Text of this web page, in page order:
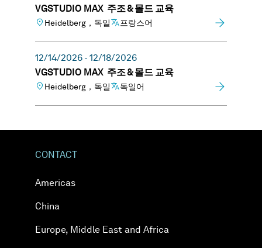
VGSTUDIO MAX 주조 & 몰드 교육
Heidelberg，독일 프랑스어
12/14/2026 - 12/18/2026
VGSTUDIO MAX 주조 & 몰드 교육
Heidelberg，독일 독일어
CONTACT
Americas
China
Europe, Middle East and Africa